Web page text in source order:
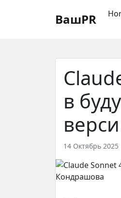
ВашPR
в
14 Октябрь 2025